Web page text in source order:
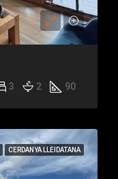
3 2 90
CERDANYA LLEIDATANA